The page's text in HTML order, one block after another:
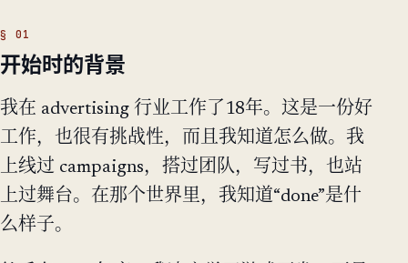
开始时的背景
我在 advertising 行业工作了18年。这是一份好
工作，也很有挑战性，而且我知道怎么做。我
上线过 campaigns，搭过团队，写过书，也站
上过舞台。在那个世界里，我知道“done”是什
么样子。